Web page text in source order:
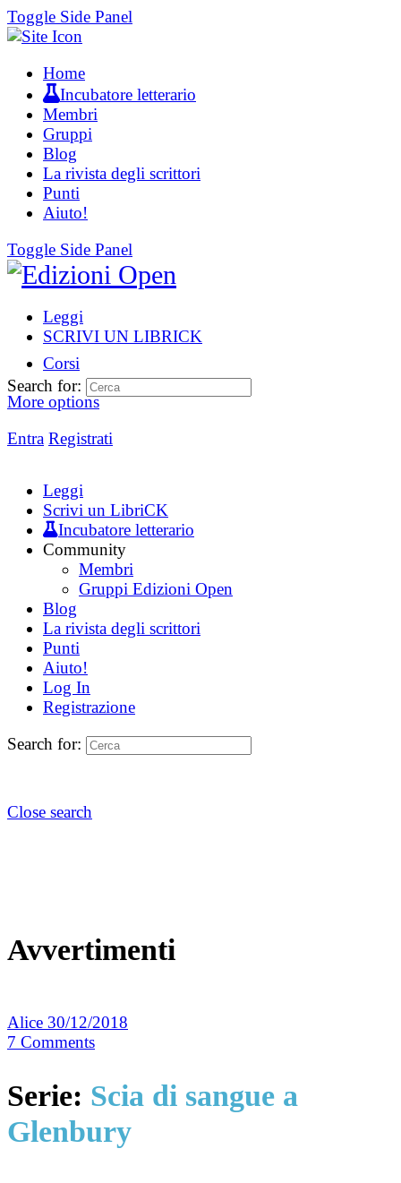
Toggle Side Panel
Home
Incubatore letterario
Membri
Gruppi
Blog
La rivista degli scrittori
Punti
Aiuto!
Toggle Side Panel
Leggi
SCRIVI UN LIBRICK
Corsi
More options
Entra Registrati
Search for:
Leggi
Scrivi un LibriCK
Incubatore letterario
Community
Membri
Gruppi Edizioni Open
Blog
La rivista degli scrittori
Punti
Aiuto!
Log In
Registrazione
Search for:
Close search
Avvertimenti
Alice 30/12/2018
7 Comments
Serie: Scia di sangue a
Glenbury